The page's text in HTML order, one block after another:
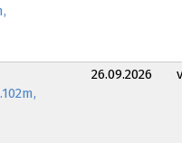
26.09.2026